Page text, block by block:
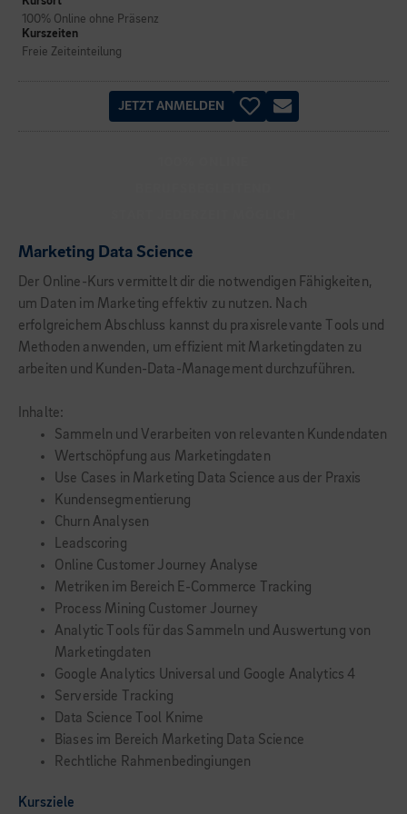
100% Online ohne Präsenz
Kurszeiten
Freie Zeiteinteilung
JETZT ANMELDEN
Marketing Data Science
Der Online-Kurs vermittelt dir die notwendigen Fähigkeiten,
um Daten im Marketing effektiv zu nutzen. Nach
erfolgreichem Abschluss kannst du praxisrelevante Tools und
Methoden anwenden, um effizient mit Marketingdaten zu
arbeiten und Kunden-Data-Management durchzuführen.
Inhalte:
Sammeln und Verarbeiten von relevanten Kundendaten
Wertschöpfung aus Marketingdaten
Use Cases in Marketing Data Science aus der Praxis
Kundensegmentierung
Churn Analysen
Leadscoring
Online Customer Journey Analyse
Metriken im Bereich E-Commerce Tracking
Process Mining Customer Journey
Analytic Tools für das Sammeln und Auswertung von
Marketingdaten
Google Analytics Universal und Google Analytics 4
Serverside Tracking
Data Science Tool Knime
Biases im Bereich Marketing Data Science
Rechtliche Rahmenbedingiungen
Kursziele